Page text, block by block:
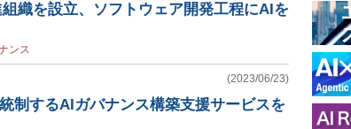
織を設立、ソフトウェア開発工程にAIを
ンス
(2023/06/23)
制するAIガバナンス構築支援サービスを